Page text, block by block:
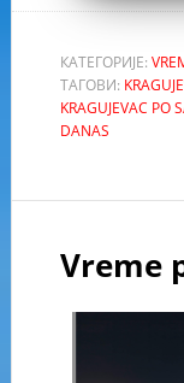
КАТЕГОРИЈЕ:
ТАГОВИ:
KRAGUJEVAC PO
DANAS
Vreme